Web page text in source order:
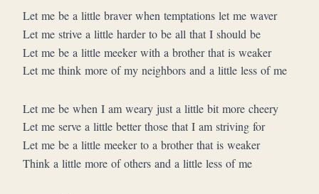
Let me be a little braver when temptations let me waver
Let me strive a little harder to be all that I should be
Let me be a little meeker with a brother that is weaker
Let me think more of my neighbors and a little less of me
Let me be when I am weary just a little bit more cheery
Let me serve a little better those that I am striving for
Let me be a little meeker to a brother that is weaker
Think a little more of others and a little less of me